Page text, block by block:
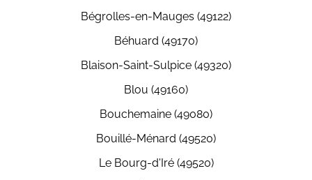
Bégrolles-en-Mauges (49122)
Béhuard (49170)
Blaison-Saint-Sulpice (49320)
Blou (49160)
Bouchemaine (49080)
Bouillé-Ménard (49520)
Le Bourg-d'Iré (49520)